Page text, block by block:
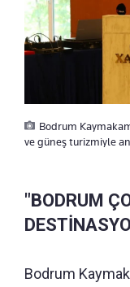
Bodrum
ve güneş turizmiyle
"BODRUM
Bodrum